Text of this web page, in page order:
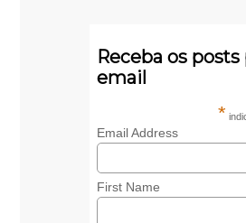
Receba os posts
email
*
Email Address
First Name